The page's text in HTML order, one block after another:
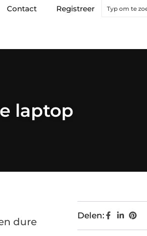
Contact Registreer
laptop
dure
Delen: